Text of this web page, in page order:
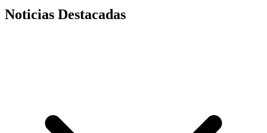
Noticias Destacadas